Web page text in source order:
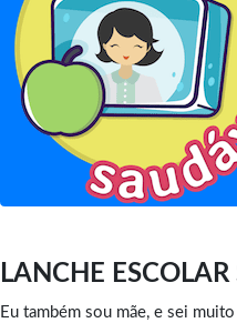
LANCHE
Eu também sou mãe, e sei